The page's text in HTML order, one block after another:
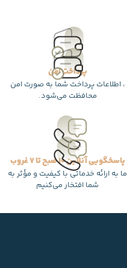
پرداخت امن
، اطلاعات پرداخت شما به صورت امن
محافظت می‌شود.
پاسخگویی آنلاین 10 صبح تا 7 غروب
ما به ارائه خدماتی با کیفیت و مؤثر به
شما افتخار می‌کنیم